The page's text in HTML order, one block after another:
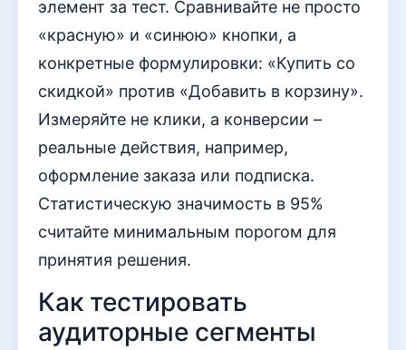
элемент за тест. Сравнивайте не просто
«красную» и «синюю» кнопки, а
конкретные формулировки: «Купить со
скидкой» против «Добавить в корзину».
Измеряйте не клики, а конверсии –
реальные действия, например,
оформление заказа или подписка.
Статистическую значимость в 95%
считайте минимальным порогом для
принятия решения.
Как тестировать
аудиторные сегменты